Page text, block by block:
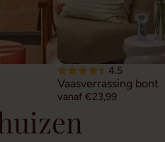
4.5
Vaasverrassing bont
vanaf €23,99